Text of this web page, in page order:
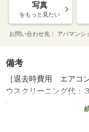
写真
をもっと見たい
お問い合わせ先 アパマン
備考
［退去時費用 エアコ
ウスクリーニング代：
費］ 抗菌消臭施工費
ニング代３８５００円